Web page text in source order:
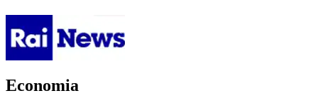
Economia